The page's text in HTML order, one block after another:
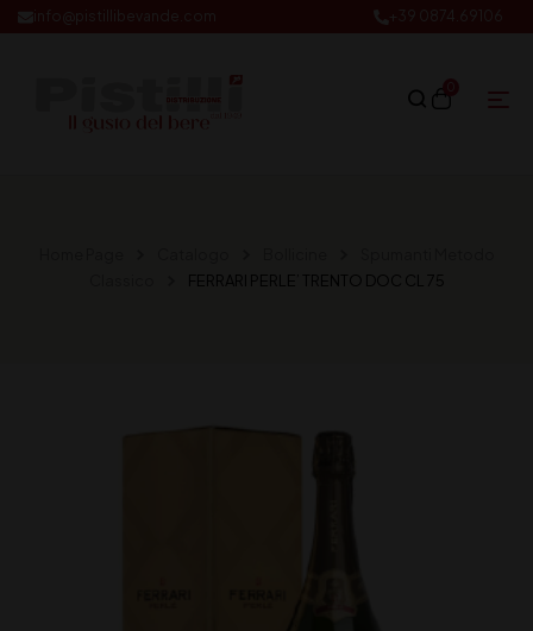
FERRARI PERLE’ TRENTO DOC CL 75